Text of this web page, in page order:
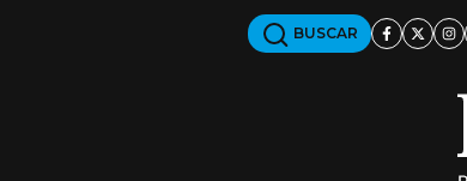
BUSCAR